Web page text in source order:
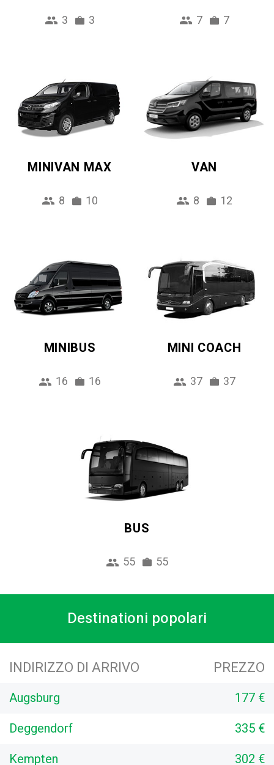
3 3 7 7
MINIVAN MAX
8 10
VAN
8 12
MINIBUS
16 16
MINI COACH
37 37
BUS
55 55
Destinationi popolari
INDIRIZZO DI ARRIVO PREZZO
Augsburg
177 €
Deggendorf
335 €
Kempten
302 €